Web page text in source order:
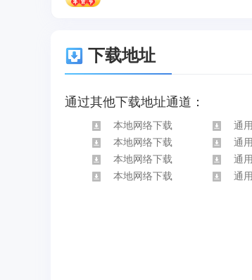
下载地址
通过其他下载地址通道：
本地网络下载
通
本地网络下载
通
本地网络下载
通
本地网络下载
通